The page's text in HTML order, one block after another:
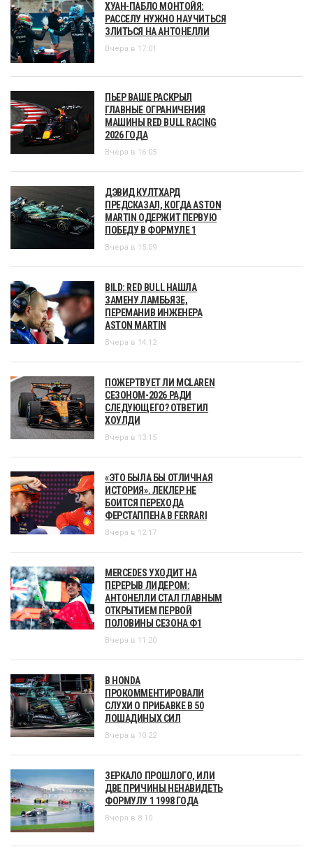
ХУАН-ПАБЛО МОНТОЙЯ:
РАССЕЛУ НУЖНО НАУЧИТЬСЯ
ЗЛИТЬСЯ НА АНТОНЕЛЛИ
Вчера в 17:01
ПЬЕР ВАШЕ РАСКРЫЛ
ГЛАВНЫЕ ОГРАНИЧЕНИЯ
МАШИНЫ RED BULL RACING
2026 ГОДА
Вчера в 16:05
ДЭВИД КУЛТХАРД
ПРЕДСКАЗАЛ, КОГДА ASTON
MARTIN ОДЕРЖИТ ПЕРВУЮ
ПОБЕДУ В ФОРМУЛЕ 1
Вчера в 15:09
BILD: RED BULL НАШЛА
ЗАМЕНУ ЛАМБЬЯЗЕ,
ПЕРЕМАНИВ ИНЖЕНЕРА
ASTON MARTIN
Вчера в 14:12
ПОЖЕРТВУЕТ ЛИ MCLAREN
СЕЗОНОМ-2026 РАДИ
СЛЕДУЮЩЕГО? ОТВЕТИЛ
ХОУЛДИ
Вчера в 13:15
«ЭТО БЫЛА БЫ ОТЛИЧНАЯ
ИСТОРИЯ». ЛЕКЛЕР НЕ
БОИТСЯ ПЕРЕХОДА
ФЕРСТАППЕНА В FERRARI
Вчера в 12:17
MERCEDES УХОДИТ НА
ПЕРЕРЫВ ЛИДЕРОМ:
АНТОНЕЛЛИ СТАЛ ГЛАВНЫМ
ОТКРЫТИЕМ ПЕРВОЙ
ПОЛОВИНЫ СЕЗОНА Ф1
Вчера в 11:20
В HONDA
ПРОКОММЕНТИРОВАЛИ
СЛУХИ О ПРИБАВКЕ В 50
ЛОШАДИНЫХ СИЛ
Вчера в 10:22
ЗЕРКАЛО ПРОШЛОГО, ИЛИ
ДВЕ ПРИЧИНЫ НЕНАВИДЕТЬ
ФОРМУЛУ 1 1998 ГОДА
Вчера в 8:10